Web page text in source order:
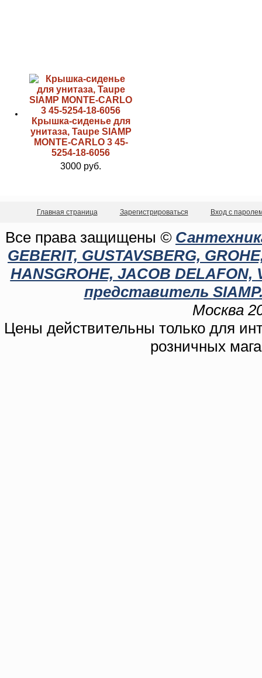
Крышка-сиденье для
унитаза, Taupe SIAMP
MONTE-CARLO 3 45-
5254-18-6056
3000 руб.
Главная страница Зарегистрироваться Вход с
Все права защищены ©
GEBERIT, GUSTAVSBERG,
HANSGROHE, JACOB
представитель
Москва
Цены действительны только для
розничных